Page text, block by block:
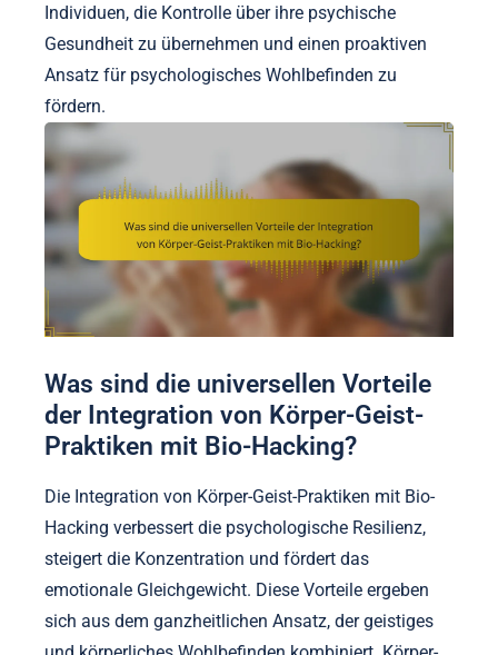
Individuen, die Kontrolle über ihre psychische
Gesundheit zu übernehmen und einen proaktiven
Ansatz für psychologisches Wohlbefinden zu
fördern.
Was sind die universellen Vorteile
der Integration von Körper-Geist-
Praktiken mit Bio-Hacking?
Die Integration von Körper-Geist-Praktiken mit Bio-
Hacking verbessert die psychologische Resilienz,
steigert die Konzentration und fördert das
emotionale Gleichgewicht. Diese Vorteile ergeben
sich aus dem ganzheitlichen Ansatz, der geistiges